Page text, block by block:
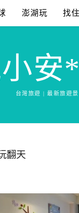
澎湖玩 找
安
台灣旅遊 | 最新旅遊
翻天